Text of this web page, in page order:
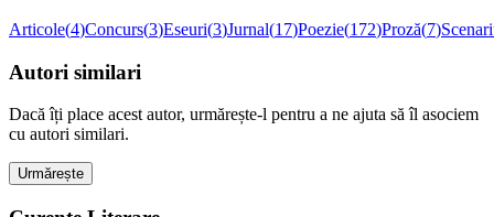
Articole(4)Concurs(3)Eseuri(3)Jurnal(17)Poezie(172)Proză(7)
Autori similari
Dacă îți place acest autor, urmărește-l pentru a ne ajuta să îl asociem
cu autori similari.
Urmărește